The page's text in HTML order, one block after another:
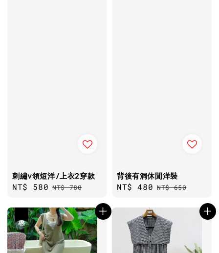
刺繡v領短洋/上衣2穿款
Sale
NT$ 580 Regular
NT$ 780
背後有洞休閒洋裝
Sale
NT$ 480 Regular
NT$ 650